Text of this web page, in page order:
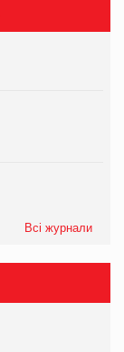
Всі журнали